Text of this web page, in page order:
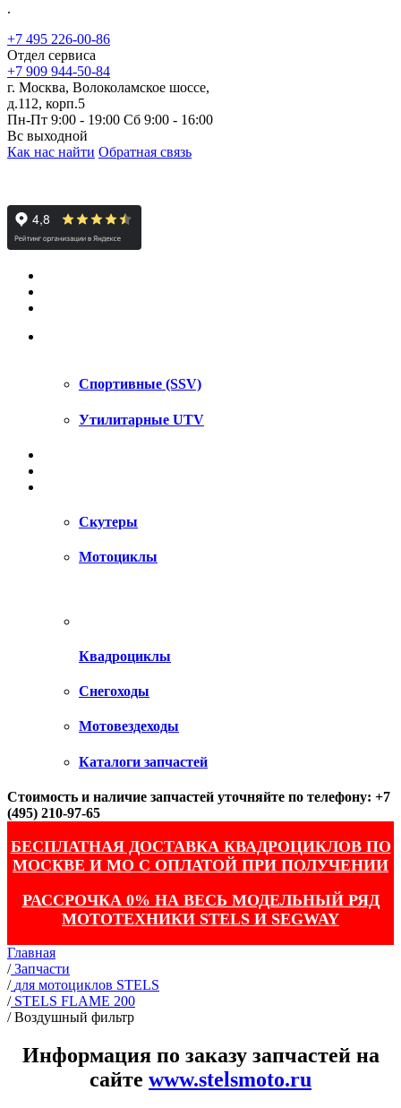
.
+7 495 226-00-86
Отдел сервиса
+7 909 944-50-84
г. Москва, Волоколамское шоссе,
д.112, корп.5
Пн-Пт 9:00 - 19:00 Сб 9:00 - 16:00
Вс выходной
Как нас найти Обратная связь
Спортивные (SSV)
Утилитарные UTV
Скутеры
Мотоциклы
Квадроциклы
Снегоходы
Мотовездеходы
Каталоги запчастей
Стоимость и наличие запчастей уточняйте по телефону: +7
(495) 210-97-65
БЕСПЛАТНАЯ ДОСТАВКА КВАДРОЦИКЛОВ ПО
МОСКВЕ И МО С ОПЛАТОЙ ПРИ ПОЛУЧЕНИИ
РАССРОЧКА 0% НА ВЕСЬ МОДЕЛЬНЫЙ РЯД
МОТОТЕХНИКИ STELS И SEGWAY
Главная
/ Запчасти
/ для мотоциклов STELS
/ STELS FLAME 200
/Воздушный фильтр
Информация по заказу запчастей на
сайте www.stelsmoto.ru